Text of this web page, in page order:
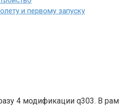
и первому запуску
4 модификации q303. В